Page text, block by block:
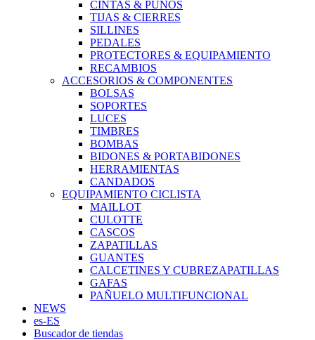
CINTAS & PUÑOS
TIJAS & CIERRES
SILLINES
PEDALES
PROTECTORES & EQUIPAMIENTO
RECAMBIOS
ACCESORIOS & COMPONENTES
BOLSAS
SOPORTES
LUCES
TIMBRES
BOMBAS
BIDONES & PORTABIDONES
HERRAMIENTAS
CANDADOS
EQUIPAMIENTO CICLISTA
MAILLOT
CULOTTE
CASCOS
ZAPATILLAS
GUANTES
CALCETINES Y CUBREZAPATILLAS
GAFAS
PAÑUELO MULTIFUNCIONAL
NEWS
es-ES
Buscador de tiendas